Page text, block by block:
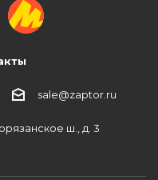
sale@zaptor.ru
ш., д. 3